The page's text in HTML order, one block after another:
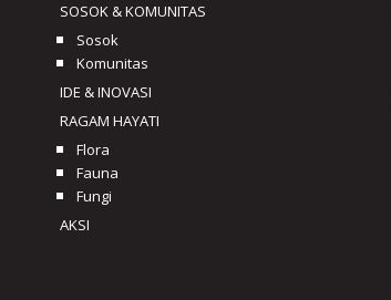
SOSOK & KOMUNITAS
Sosok
Komunitas
IDE & INOVASI
RAGAM HAYATI
Flora
Fauna
Fungi
AKSI